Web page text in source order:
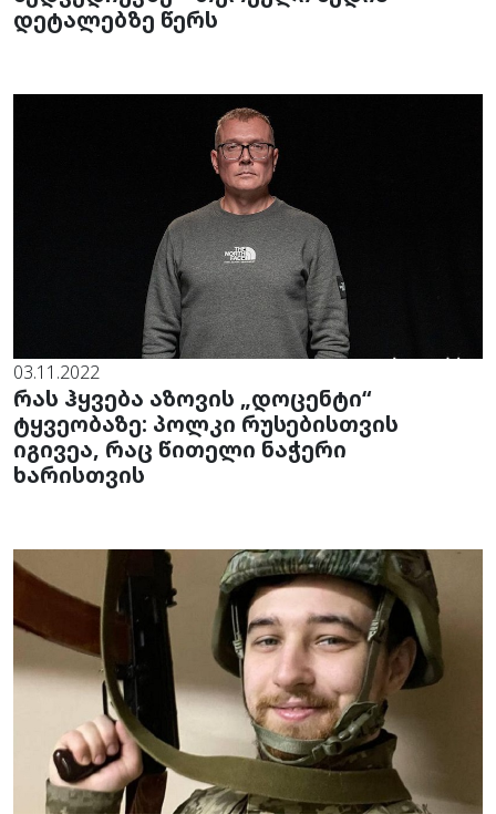
დეტალებზე წერს
03.11.2022
რას ჰყვება აზოვის „დოცენტი“
ტყვეობაზე: პოლკი რუსებისთვის
იგივეა, რაც წითელი ნაჭერი
ხარისთვის